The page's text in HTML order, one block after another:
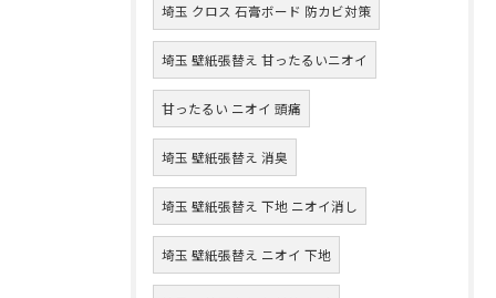
埼玉 クロス 石膏ボード 防カビ対策
埼玉 壁紙張替え 甘ったるいニオイ
甘ったるい ニオイ 頭痛
埼玉 壁紙張替え 消臭
埼玉 壁紙張替え 下地 ニオイ消し
埼玉 壁紙張替え ニオイ 下地